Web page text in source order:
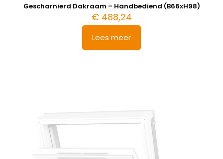
Gescharnierd Dakraam – Handbediend (B66xH98)
€488,24
Lees meer